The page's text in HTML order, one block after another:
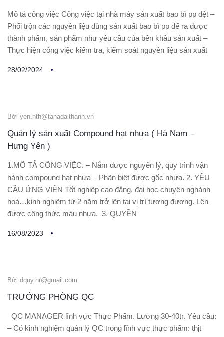
Mô tả công việc Công việc tại nhà máy sản xuất bao bì pp dệt –
Phối trộn các nguyên liệu dùng sản xuất bao bì pp để ra được
thành phẩm, sản phẩm như yêu cầu của bên khâu sản xuất –
Thực hiện công việc kiểm tra, kiểm soát nguyên liệu sản xuất
28/02/2024
Bởi yen.nth@tanadaithanh.vn
Quản lý sản xuất Compound hạt nhựa ( Hà Nam –
Hưng Yên )
1.MÔ TẢ CÔNG VIỆC. – Nắm được nguyên lý, quy trình vận
hành compound hạt nhựa – Phân biệt được gốc nhựa. 2. YÊU
CẦU ỨNG VIÊN Tốt nghiệp cao đẳng, đại học chuyên nghành
hoá…kinh nghiệm từ 2 năm trở lên tại vị trí tương đương. Lên
được công thức màu nhựa. 3. QUYỀN
16/08/2023
Bởi dquy.hr@gmail.com
TRƯỞNG PHÒNG QC
QC MANAGER lĩnh vực Thực Phẩm. Lương 30-40tr. Yêu cầu:
– Có kinh nghiệm quản lý QC trong lĩnh vực thực phẩm: thịt